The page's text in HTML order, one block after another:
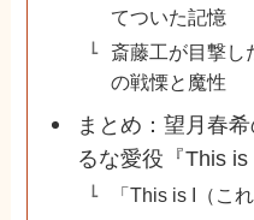
てついた記憶
斎藤工が目撃し
の戦慄と魔性
まとめ：望月春
るな愛役『This
「This is I（こ